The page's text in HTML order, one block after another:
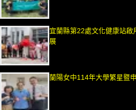
宜蘭縣第22處文化健康站
展
蘭陽女中114年大學繁星暨